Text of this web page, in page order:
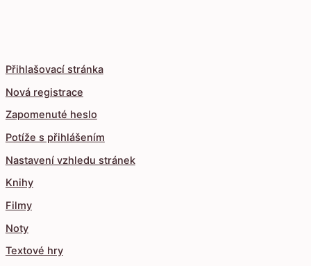
Přihlašovací stránka
Nová registrace
Zapomenuté heslo
Potíže s přihlášením
Nastavení vzhledu stránek
Knihy
Filmy
Noty
Textové hry